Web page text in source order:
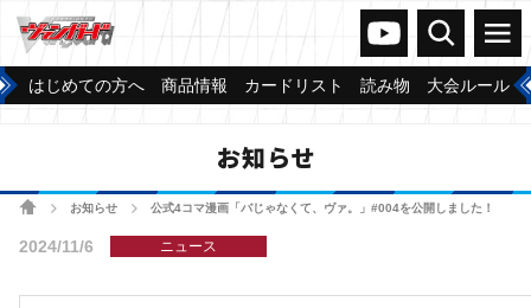
ヴァンガードch
検索 メニュー
はじめての方へ 商品情報 カードリスト 読み物 大会ルール
お知らせ
ホームお知らせ 公式4コマ漫画「バじゃなくて、ヴァ。」#004を公開しました！
2024/11/6 ニュース